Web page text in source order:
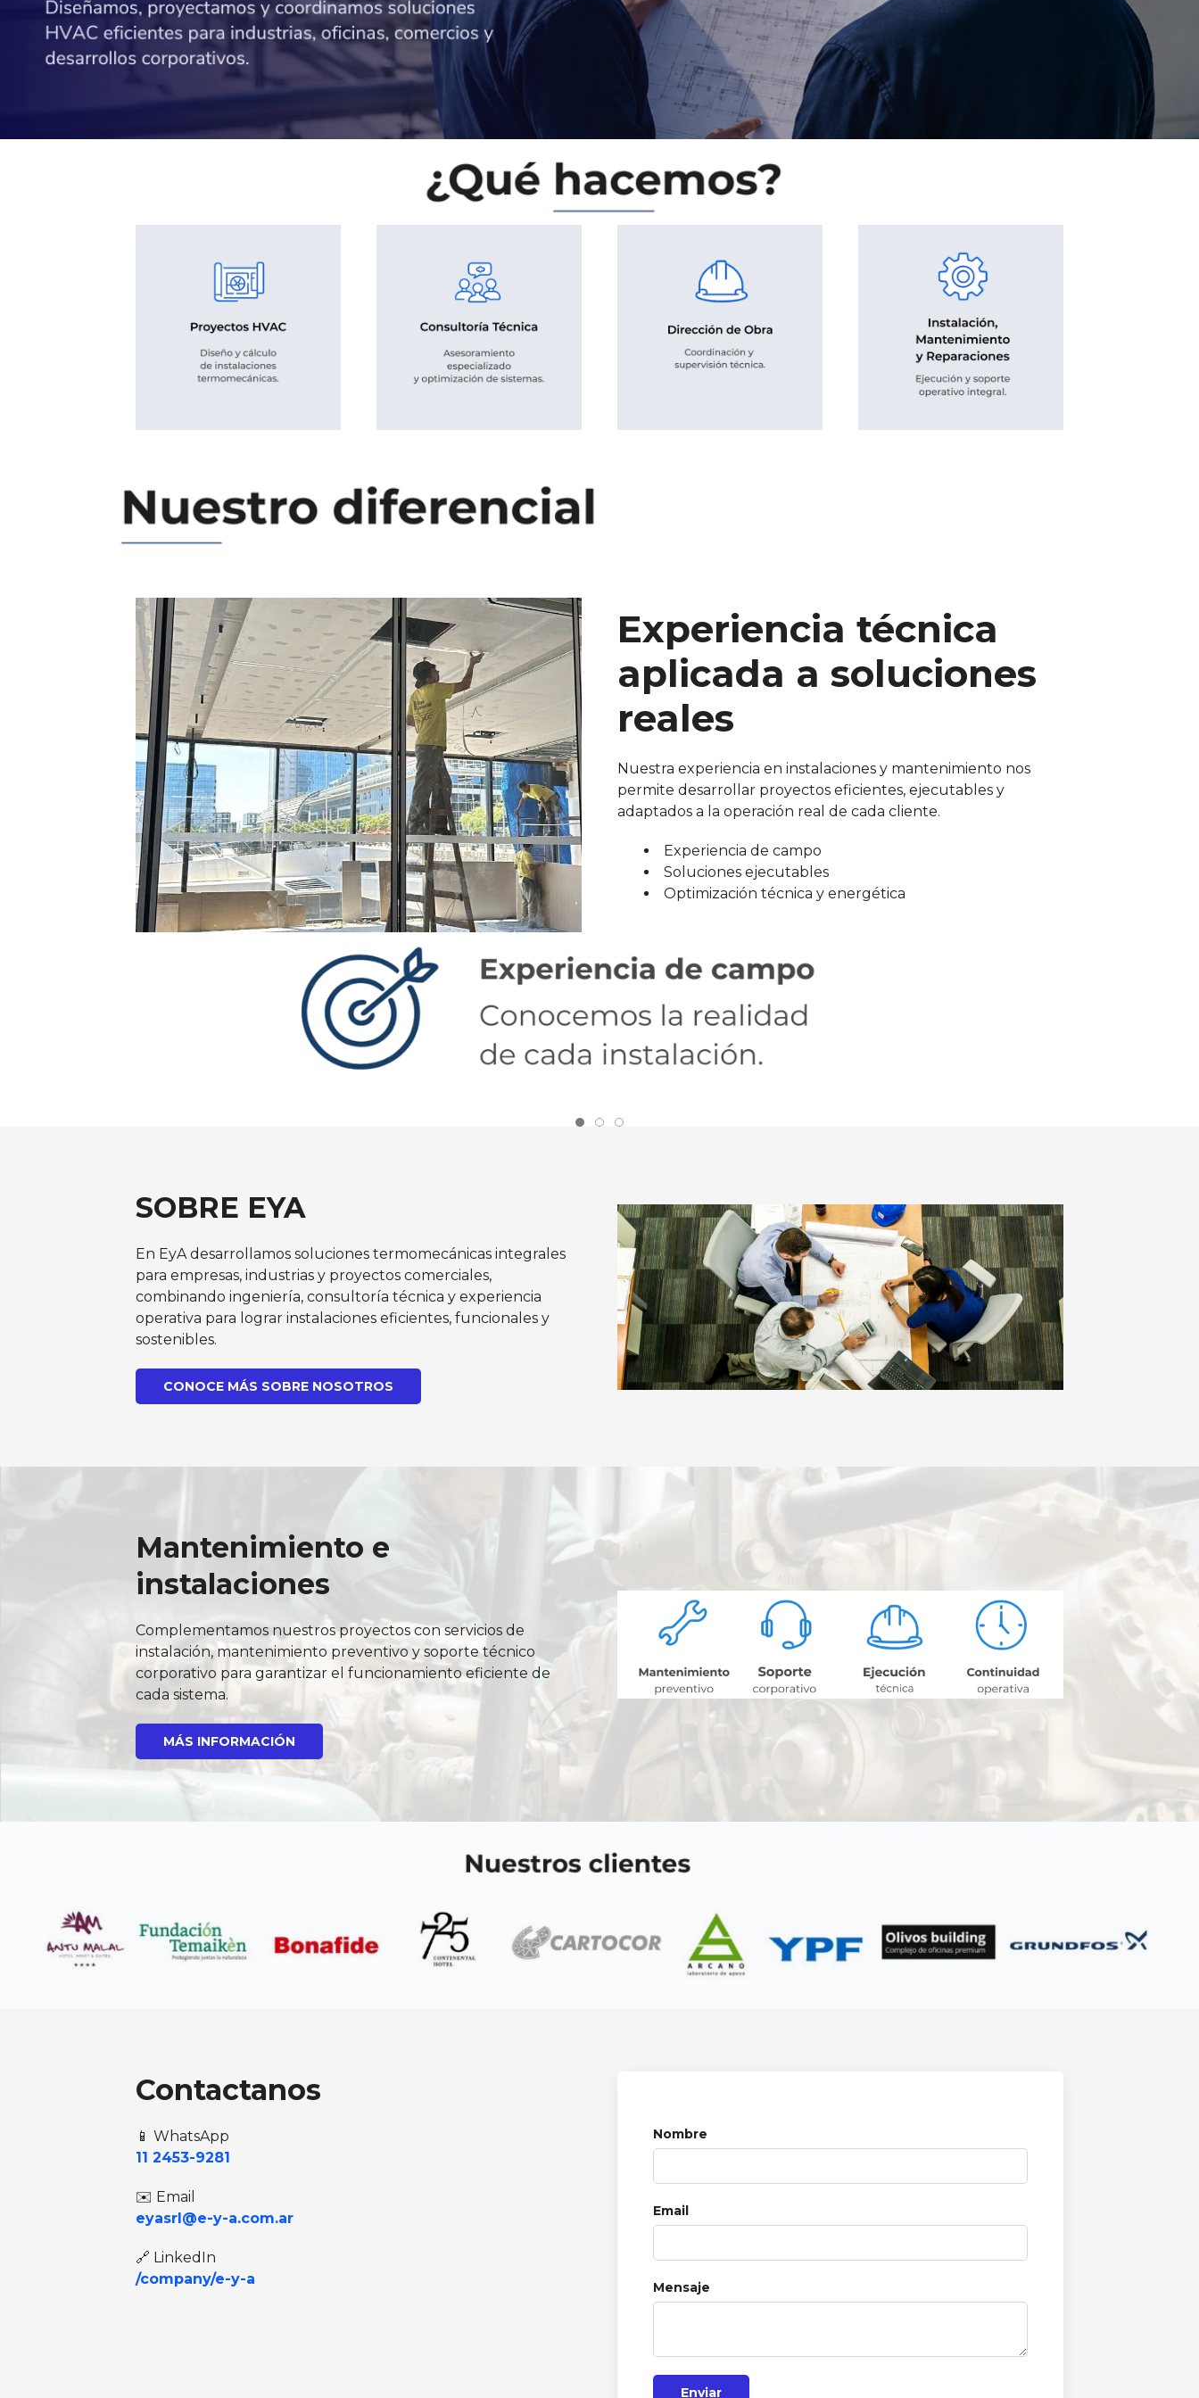
Experiencia técnica
aplicada a soluciones
reales
Nuestra experiencia en instalaciones y mantenimiento nos
permite desarrollar proyectos eficientes, ejecutables y
adaptados a la operación real de cada cliente.
Experiencia de campo
Soluciones ejecutables
Optimización técnica y energética
SOBRE EYA
En EyA desarrollamos soluciones termomecánicas integrales
para empresas, industrias y proyectos comerciales,
combinando ingeniería, consultoría técnica y experiencia
operativa para lograr instalaciones eficientes, funcionales y
sostenibles.
CONOCE MÁS SOBRE NOSOTROS
Mantenimiento e
instalaciones
Complementamos nuestros proyectos con servicios de
instalación, mantenimiento preventivo y soporte técnico
corporativo para garantizar el funcionamiento eficiente de
cada sistema.
MÁS INFORMACIÓN
Contactanos
📱 WhatsApp
11 2453-9281
✉️ Email
eyasrl@e-y-a.com.ar
🔗 LinkedIn
/company/e-y-a
Nombre
Email
Mensaje
Enviar